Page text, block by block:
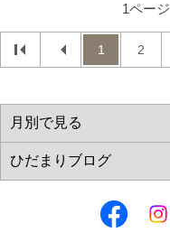
1ペー
1 2